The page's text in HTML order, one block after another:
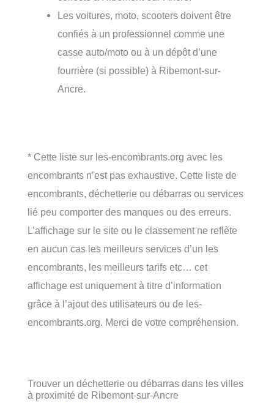
Les voitures, moto, scooters doivent être
confiés à un professionnel comme une
casse auto/moto ou à un dépôt d’une
fourrière (si possible) à Ribemont-sur-
Ancre.
* Cette liste sur les-encombrants.org avec les
encombrants n’est pas exhaustive. Cette liste de
encombrants, déchetterie ou débarras ou services
lié peu comporter des manques ou des erreurs.
L’affichage sur le site ou le classement ne reflète
en aucun cas les meilleurs services d’un les
encombrants, les meilleurs tarifs etc… cet
affichage est uniquement à titre d’information
grâce à l’ajout des utilisateurs ou de les-
encombrants.org. Merci de votre compréhension.
Trouver un déchetterie ou débarras dans les villes
à proximité de Ribemont-sur-Ancre